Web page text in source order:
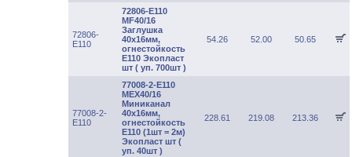
72806-
E110
72806-E110
MF40/16
Заглушка
40х16мм,
огнестойкость
Е110 Экопласт
шт ( уп. 700шт )
54.26 52.00 50.65
77008-2-
E110
77008-2-E110
MEX40/16
Миниканал
40х16мм,
огнестойкость
E110 (1шт = 2м)
Экопласт шт (
уп. 40шт )
228.61 219.08 213.36